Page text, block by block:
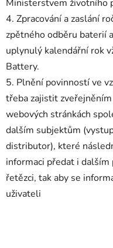
Ministerstvem životního
4. Zpracování a zaslání
zpětného odběru baterií
uplynulý kalendářní rok
Battery.
5. Plnění povinností ve
třeba zajistit
webových stránkách
dalším subjektům
distributor), které
informaci předat i
řetězci, tak aby se
uživateli